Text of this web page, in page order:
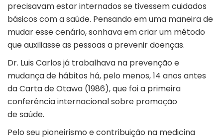
precisavam estar internados se tivessem cuidados
básicos com a saúde. Pensando em uma maneira de
mudar esse cenário, sonhava em criar um método
que auxiliasse as pessoas a prevenir doenças.
Dr. Luis Carlos já trabalhava na prevenção e
mudança de hábitos há, pelo menos, 14 anos antes
da Carta de Otawa (1986), que foi a primeira
conferência internacional sobre promoção
de saúde.
Pelo seu pioneirismo e contribuição na medicina